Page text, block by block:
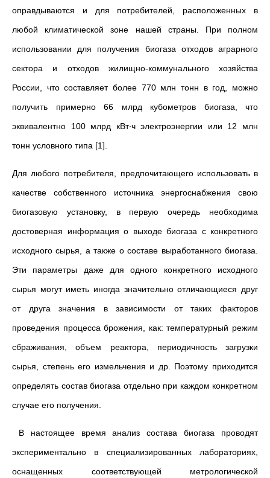
оправдываются и для потребителей, расположенных в
любой климатической зоне нашей страны. При полном
использовании для получения биогаза отходов аграрного
сектора и отходов жилищно-коммунального хозяйства
России, что составляет более 770 млн тонн в год, можно
получить примерно 66 млрд кубометров биогаза, что
эквивалентно 100 млрд кВт∙ч электроэнергии или 12 млн
тонн условного типа [1].
Для любого потребителя, предпочитающего использовать в
качестве собственного источника энергоснабжения свою
биогазовую установку, в первую очередь необходима
достоверная информация о выходе биогаза с конкретного
исходного сырья, а также о составе выработанного биогаза.
Эти параметры даже для одного конкретного исходного
сырья могут иметь иногда значительно отличающиеся друг
от друга значения в зависимости от таких факторов
проведения процесса брожения, как: температурный режим
сбраживания, объем реактора, периодичность загрузки
сырья, степень его измельчения и др. Поэтому приходится
определять состав биогаза отдельно при каждом конкретном
случае его получения.
В настоящее время анализ состава биогаза проводят
экспериментально в специализированных лабораториях,
оснащенных соответствующей метрологической